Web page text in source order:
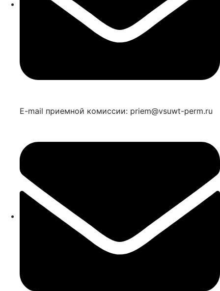
E-mail приемной комиссии: priem@vsuwt-perm.ru